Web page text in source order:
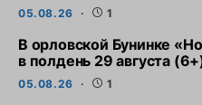
05.08.26 1
В орловской Бунинке
в полдень 29 августа
05.08.26 1